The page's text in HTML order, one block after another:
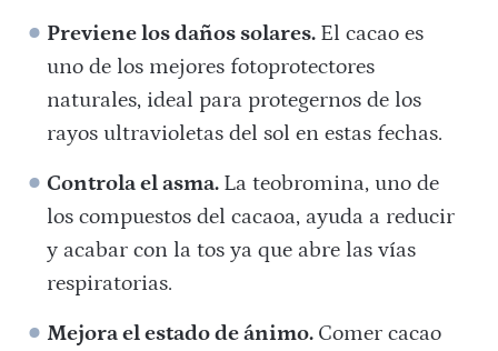
Previene los daños solares. El cacao es
uno de los mejores fotoprotectores
naturales, ideal para protegernos de los
rayos ultravioletas del sol en estas fechas.
Controla el asma. La teobromina, uno de
los compuestos del cacaoa, ayuda a reducir
y acabar con la tos ya que abre las vías
respiratorias.
Mejora el estado de ánimo. Comer cacao